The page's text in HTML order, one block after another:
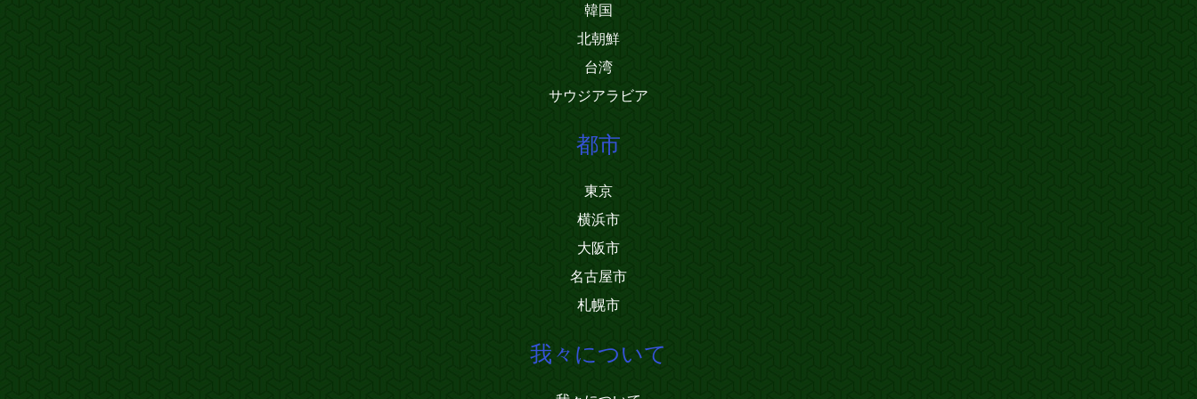
韓国
北朝鮮
台湾
サウジアラビア
都市
東京
横浜市
大阪市
名古屋市
札幌市
我々について